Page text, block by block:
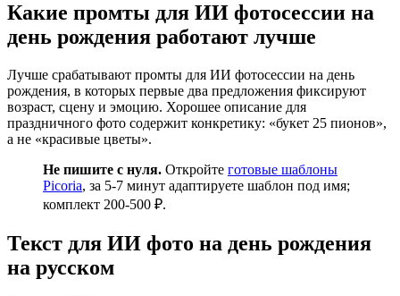
Какие промты для ИИ фотосессии на
день рождения работают лучше
Лучше срабатывают промты для ИИ фотосессии на день
рождения, в которых первые два предложения фиксируют
возраст, сцену и эмоцию. Хорошее описание для
праздничного фото содержит конкретику: «букет 25 пионов»,
а не «красивые цветы».
Не пишите с нуля. Откройте готовые шаблоны
Picoria, за 5-7 минут адаптируете шаблон под имя;
комплект 200-500 ₽.
Текст для ИИ фото на день рождения
на русском